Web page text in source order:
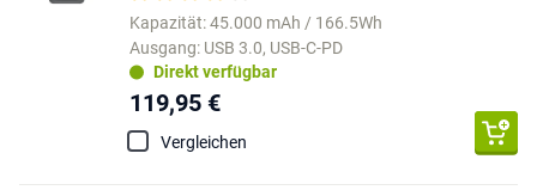
Kapazität: 45.000 mAh / 166.5Wh
Ausgang: USB 3.0, USB-C-PD
Direkt verfügbar
119,95 €
Vergleichen